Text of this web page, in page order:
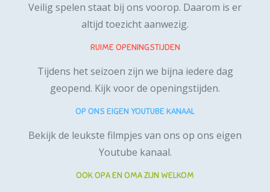
Veilig spelen staat bij ons voorop. Daarom is er
altijd toezicht aanwezig.
RUIME OPENINGSTIJDEN
Tijdens het seizoen zijn we bijna iedere dag
geopend. Kijk voor de openingstijden.
OP ONS EIGEN YOUTUBE KANAAL
Bekijk de leukste filmpjes van ons op ons eigen
Youtube kanaal.
OOK OPA EN OMA ZIJN WELKOM